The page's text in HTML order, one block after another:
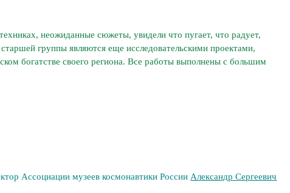
неожиданные сюжеты, увидели что пугает, что радует,
группы являются еще исследовательскими проектами,
богатстве своего региона. Все работы выполнены с большим
Ассоциации музеев космонавтики РоссииАлександр Сергеевич